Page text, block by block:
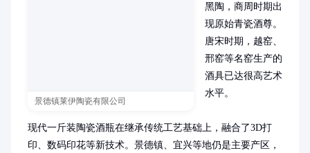
景德镇莱伊陶瓷有限公司
黑陶，商周时期出
现原始青瓷酒尊。
唐宋时期，越窑、
邢窑等名窑生产的
酒具已达很高艺术
水平。
现代一斤装陶瓷酒瓶在继承传统工艺基础上，融合了3D打
印、数码印花等新技术。景德镇、宜兴等地仍是主要产区，